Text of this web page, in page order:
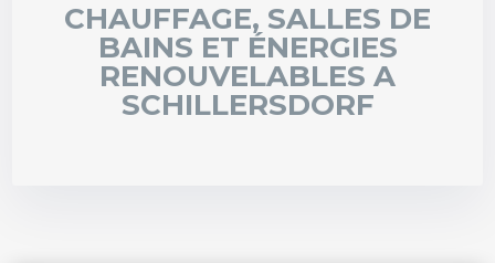
CHAUFFAGE, SALLES DE
BAINS ET ÉNERGIES
RENOUVELABLES A
SCHILLERSDORF